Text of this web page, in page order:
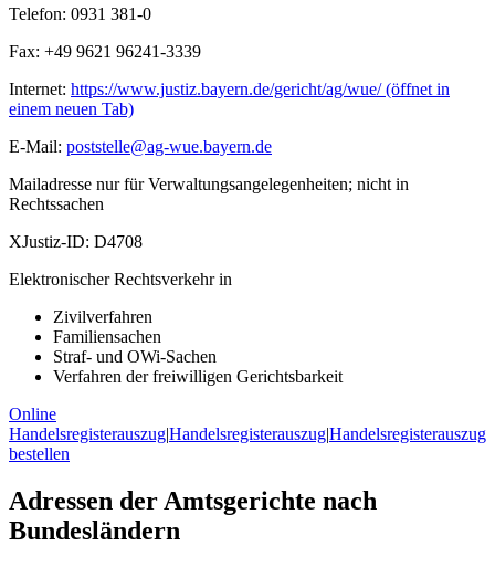
Telefon: 0931 381-0
Fax: +49 9621 96241-3339
Internet: https://www.justiz.bayern.de/gericht/ag/wue/(öffnet in
einem neuen Tab)
E-Mail: poststelle@ag-wue.bayern.de
Mailadresse nur für Verwaltungsangelegenheiten; nicht in
Rechtssachen
XJustiz-ID: D4708
Elektronischer Rechtsverkehr in
Zivilverfahren
Familiensachen
Straf- und OWi-Sachen
Verfahren der freiwilligen Gerichtsbarkeit
Online
Handelsregisterauszug|Handelsregisterauszug|Handelsregisterauszug
bestellen
Adressen der Amtsgerichte nach
Bundesländern